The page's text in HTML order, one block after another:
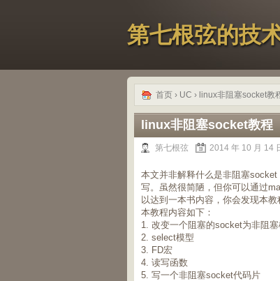
第七根弦的技
首页 › UC › linux非阻塞socket教
linux非阻塞socket教程
第七根弦 2014 年 10 月 14
本文并非解释什么是非阻塞
写。虽然很简陋，但你可以通过
以达到一本书内容，你会发现本教
本教程内容如下：
1. 改变一个阻塞的socket为非阻塞
2. select模型
3. FD宏
4. 读写函数
5. 写一个非阻塞socket代码片